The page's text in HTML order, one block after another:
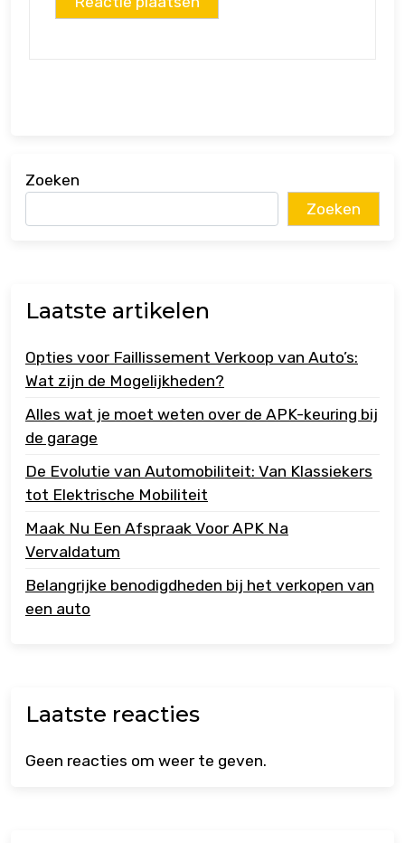
Zoeken
Zoeken
Laatste artikelen
Opties voor Faillissement Verkoop van Auto’s:
Wat zijn de Mogelijkheden?
Alles wat je moet weten over de APK-keuring bij
de garage
De Evolutie van Automobiliteit: Van Klassiekers
tot Elektrische Mobiliteit
Maak Nu Een Afspraak Voor APK Na
Vervaldatum
Belangrijke benodigdheden bij het verkopen van
een auto
Laatste reacties
Geen reacties om weer te geven.